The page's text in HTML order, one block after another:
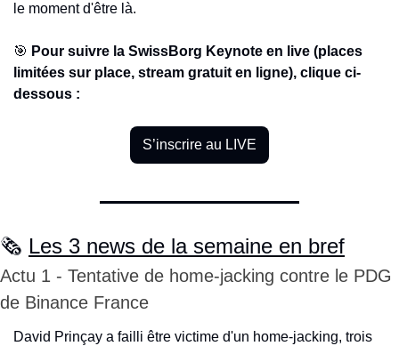
le moment d'être là.
🎯 Pour suivre la SwissBorg Keynote en live (places
limitées sur place, stream gratuit en ligne), clique ci-
dessous :
S’inscrire au LIVE
🗞️ Les 3 news de la semaine en bref
Actu 1 - Tentative de home-jacking contre le PDG
de Binance France
David Prinçay a failli être victime d'un home-jacking, trois